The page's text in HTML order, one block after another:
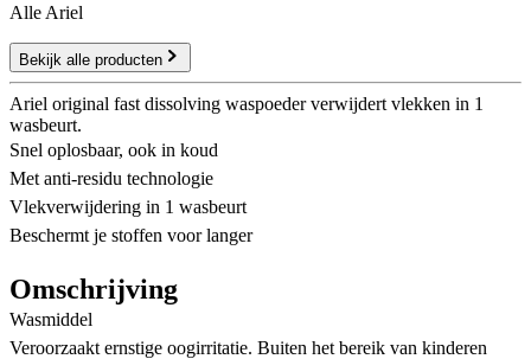
Alle Ariel
Bekijk alle producten
Ariel original fast dissolving waspoeder verwijdert vlekken in 1
wasbeurt.
Snel oplosbaar, ook in koud
Met anti-residu technologie
Vlekverwijdering in 1 wasbeurt
Beschermt je stoffen voor langer
Omschrijving
Wasmiddel
Veroorzaakt ernstige oogirritatie. Buiten het bereik van kinderen